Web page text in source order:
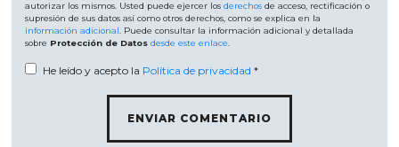
autorizar los mismos. Usted puede ejercer losderechos de acceso, rectificación o
supresión de sus datos así como otros derechos, como se explica en la
información adicional. Puede consultar la información adicional y detallada
sobre Protección de Datos desde este enlace.
He leído y acepto la Política de privacidad *